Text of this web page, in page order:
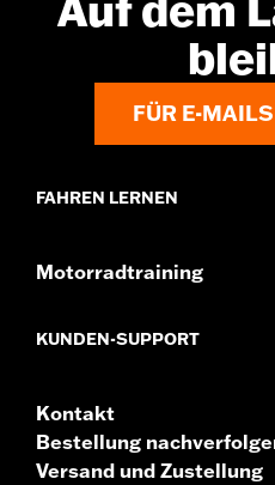
FÜR E-
FAHREN LERNEN
Motorradtraining
KUNDEN-SUPPORT
Kontakt
Bestellung
Versand und Zustellung